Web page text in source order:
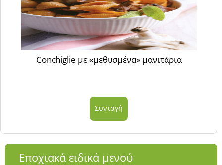
Conchiglie με «μεθυσμένα» μανιτάρια
Συνταγή
Εποχιακά ειδικά μενού